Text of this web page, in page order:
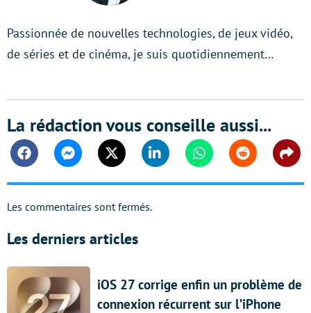
Passionnée de nouvelles technologies, de jeux vidéo,
de séries et de cinéma, je suis quotidiennement…
La rédaction vous conseille aussi...
FacebookMessengerTwitter Linkedin WhatsappReddit
Les commentaires sont fermés.
Les derniers articles
iOS 27 corrige enfin un problème de
connexion récurrent sur l’iPhone